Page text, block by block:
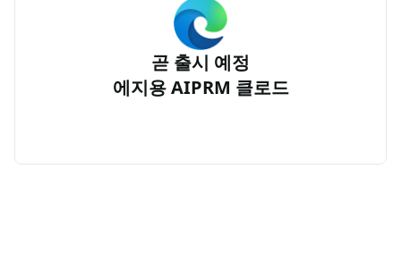
곧 출시 예정
에지용 AIPRM 클로드